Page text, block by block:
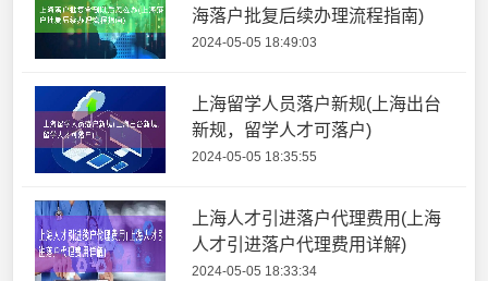
海落户批复后续办理流程指南)
2024-05-05 18:49:03
上海留学人员落户新规(上海出台
新规，留学人才可落户)
2024-05-05 18:35:55
上海人才引进落户代理费用(上海
人才引进落户代理费用详解)
2024-05-05 18:33:34